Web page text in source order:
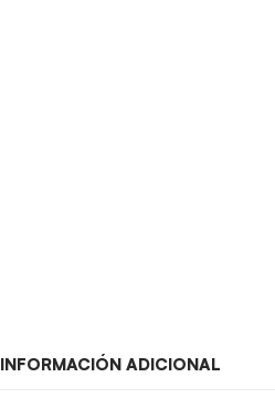
INFORMACIÓN ADICIONAL